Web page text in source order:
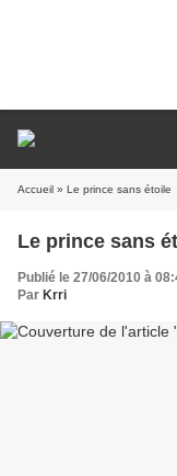
Accueil » Le prince sans étoile
Le prince sans
Publié le 27/06/2010 à
Par Krri